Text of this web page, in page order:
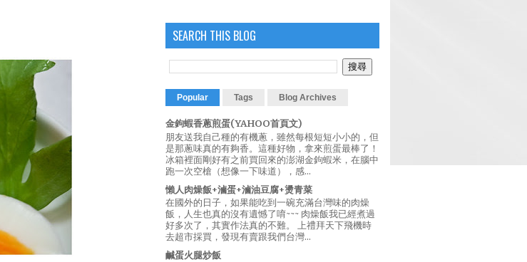
SEARCH THIS BLOG
Popular Tags Blog Archives
金鉤蝦香蔥煎蛋(YAHOO首頁文)
朋友送我自己種的有機蔥，雖然每根短短小小的，但
是那蔥味真的有夠香。這種好物，拿來煎蛋最棒了！
冰箱裡面剛好有之前買回來的澎湖金鉤蝦米，在腦中
跑一次空槍（想像一下味道），感...
懶人肉燥飯+滷蛋+滷油豆腐+燙青菜
在國外的日子，如果能吃到一碗充滿台灣味的肉燥
飯，人生也真的沒有遺憾了唷~~~ 肉燥飯我已經煮過
好多次了，其實作法真的不難。 上禮拜天下飛機時
去超市採買，發現有賣跟我們台灣...
鹹蛋火腿炒飯